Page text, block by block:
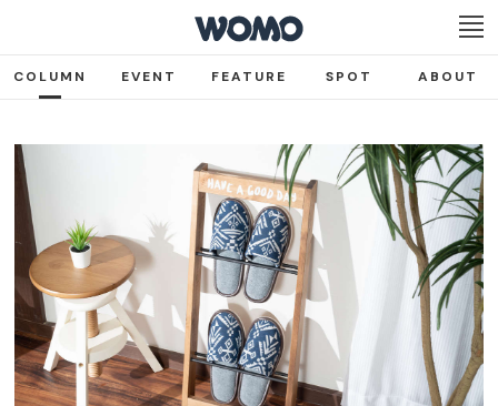
COLUMN EVENT FEATURE SPOT ABOUT